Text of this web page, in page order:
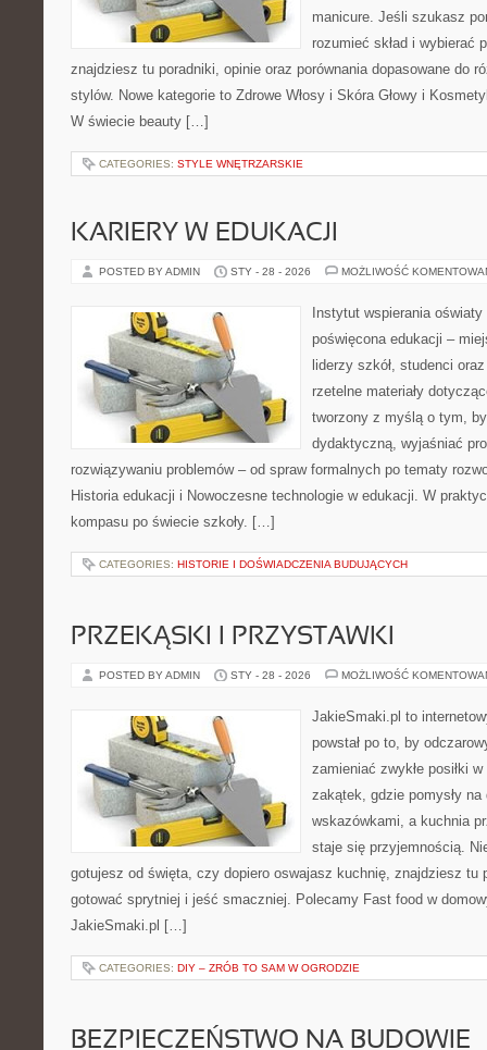
manicure. Jeśli szukasz
rozumieć skład i wybierać
znajdziesz tu poradniki, opinie oraz porównania dopasowane do
stylów. Nowe kategorie to Zdrowe Włosy i Skóra Głowy i
W świecie beauty […]
CATEGORIES: STYLE WNĘTRZARSKIE
KARIERY W EDUKACJI
POSTED BY ADMIN STY - 28 - 2026 MOŻLIWOŚĆ
Instytut wspierania
poświęcona edukacji –
liderzy szkół, studenci
rzetelne materiały
tworzony z myślą o tym,
dydaktyczną, wyjaśniać
rozwiązywaniu problemów – od spraw formalnych po tematy
Historia edukacji i Nowoczesne technologie w edukacji. W
kompasu po świecie szkoły. […]
CATEGORIES: HISTORIE I DOŚWIADCZENIA BUDUJĄCYCH
PRZEKĄSKI I PRZYSTAWKI
POSTED BY ADMIN STY - 28 - 2026 MOŻLIWOŚĆ
JakieSmaki.pl to
powstał po to, by
zamieniać zwykłe posiłki
zakątek, gdzie pomysły
wskazówkami, a kuchnia
staje się przyjemnością.
gotujesz od święta, czy dopiero oswajasz kuchnię, znajdziesz tu
gotować sprytniej i jeść smaczniej. Polecamy Fast food w
JakieSmaki.pl […]
CATEGORIES: DIY – ZRÓB TO SAM W OGRODZIE
BEZPIECZEŃSTWO NA BUDOWIE